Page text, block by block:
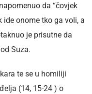
da “čovjek
ide onome tko ga voli, a
je prisutne da
Suza.
te se u homiliji
(14, 15-24 ) o